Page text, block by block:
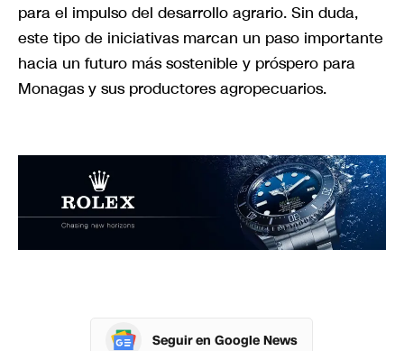
para el impulso del desarrollo agrario. Sin duda,
este tipo de iniciativas marcan un paso importante
hacia un futuro más sostenible y próspero para
Monagas y sus productores agropecuarios.
Seguir en Google News